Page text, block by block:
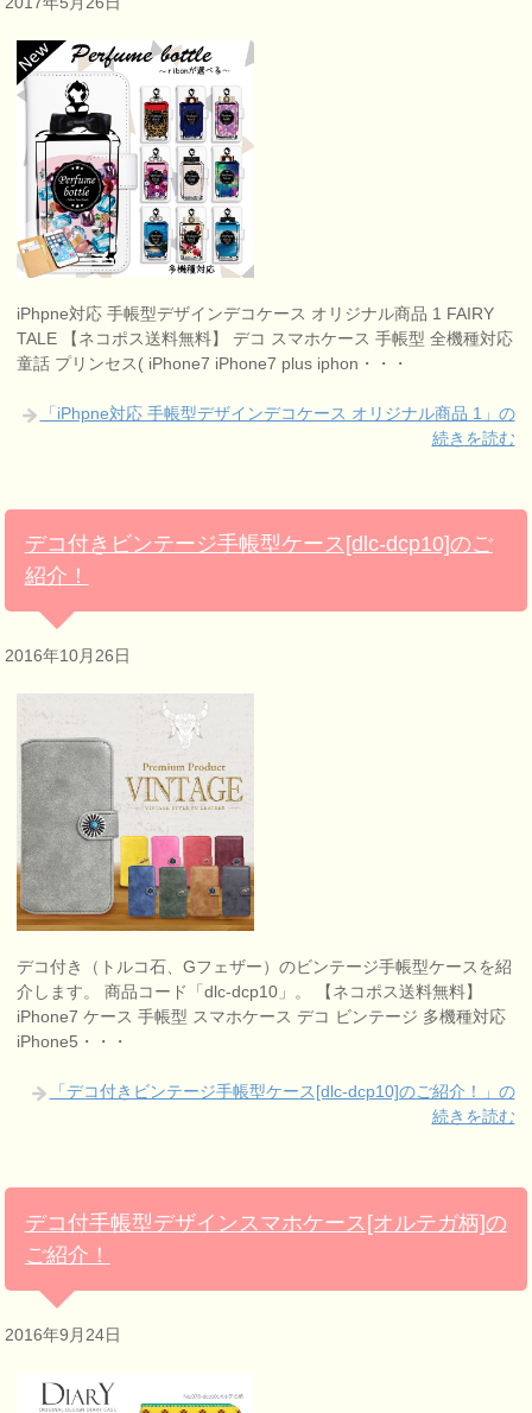
iPhpne対応 手帳型デザインデコケース オリジナル商品 1 FAIRY
TALE 【ネコポス送料無料】 デコ スマホケース 手帳型 全機種対応
童話 プリンセス( iPhone7 iPhone7 plus iphon・・・
「iPhpne対応 手帳型デザインデコケース オリジナル商品 1」の
続きを読む
デコ付きビンテージ手帳型ケース[dlc-dcp10]のご
紹介！
2016年10月26日
デコ付き（トルコ石、Gフェザー）のビンテージ手帳型ケースを紹
介します。 商品コード「dlc-dcp10」。 【ネコポス送料無料】
iPhone7 ケース 手帳型 スマホケース デコ ビンテージ 多機種対応
iPhone5・・・
「デコ付きビンテージ手帳型ケース[dlc-dcp10]のご紹介！」の
続きを読む
デコ付手帳型デザインスマホケース[オルテガ柄]の
ご紹介！
2016年9月24日